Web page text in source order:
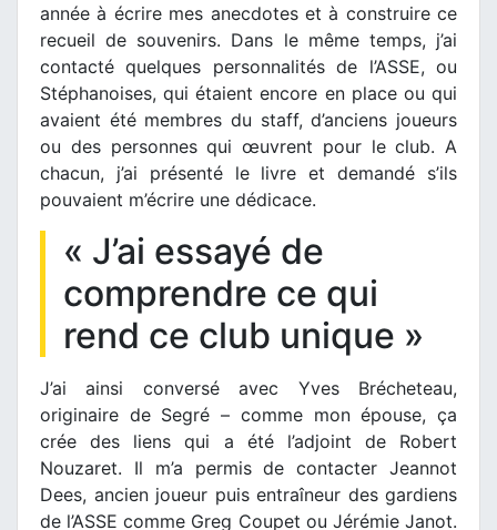
année à écrire mes anecdotes et à construire ce
recueil de souvenirs. Dans le même temps, j’ai
contacté quelques personnalités de l’ASSE, ou
Stéphanoises, qui étaient encore en place ou qui
avaient été membres du staff, d’anciens joueurs
ou des personnes qui œuvrent pour le club. A
chacun, j’ai présenté le livre et demandé s’ils
pouvaient m’écrire une dédicace.
« J’ai essayé de
comprendre ce qui
rend ce club unique »
J’ai ainsi conversé avec Yves Brécheteau,
originaire de Segré – comme mon épouse, ça
crée des liens qui a été l’adjoint de Robert
Nouzaret. Il m’a permis de contacter Jeannot
Dees, ancien joueur puis entraîneur des gardiens
de l’ASSE comme Greg Coupet ou Jérémie Janot.